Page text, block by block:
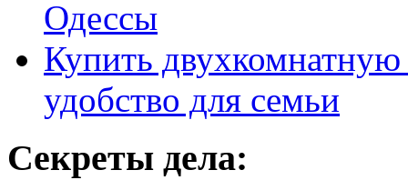
Одессы
Купить
удобство для семьи
Секреты дела: